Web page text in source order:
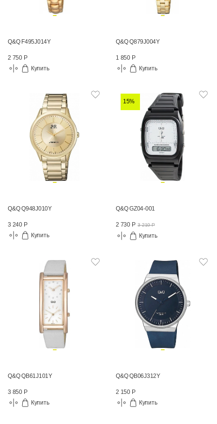
Q&Q F495J014Y
2 750 Р
Купить
Q&Q Q879J004Y
1 850 Р
Купить
Q&Q Q948J010Y
3 240 Р
Купить
15%
Q&Q GZ04-001
2 730 Р 3 210 Р
Купить
Q&Q QB61J101Y
3 850 Р
Купить
Q&Q QB06J312Y
2 150 Р
Купить